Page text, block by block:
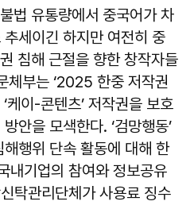
법 유통량에서 중국어가 차
세이긴 하지만 여전히 중
침해 근절을 향한 창작자들
체부는 ‘2025 한중 저작권
케이-콘텐츠’ 저작권을 보호
안을 모색한다. ‘검망행동’
행위 단속 활동에 대해 한
내기업의 참여와 정보공유
탁관리단체가 사용료 징수